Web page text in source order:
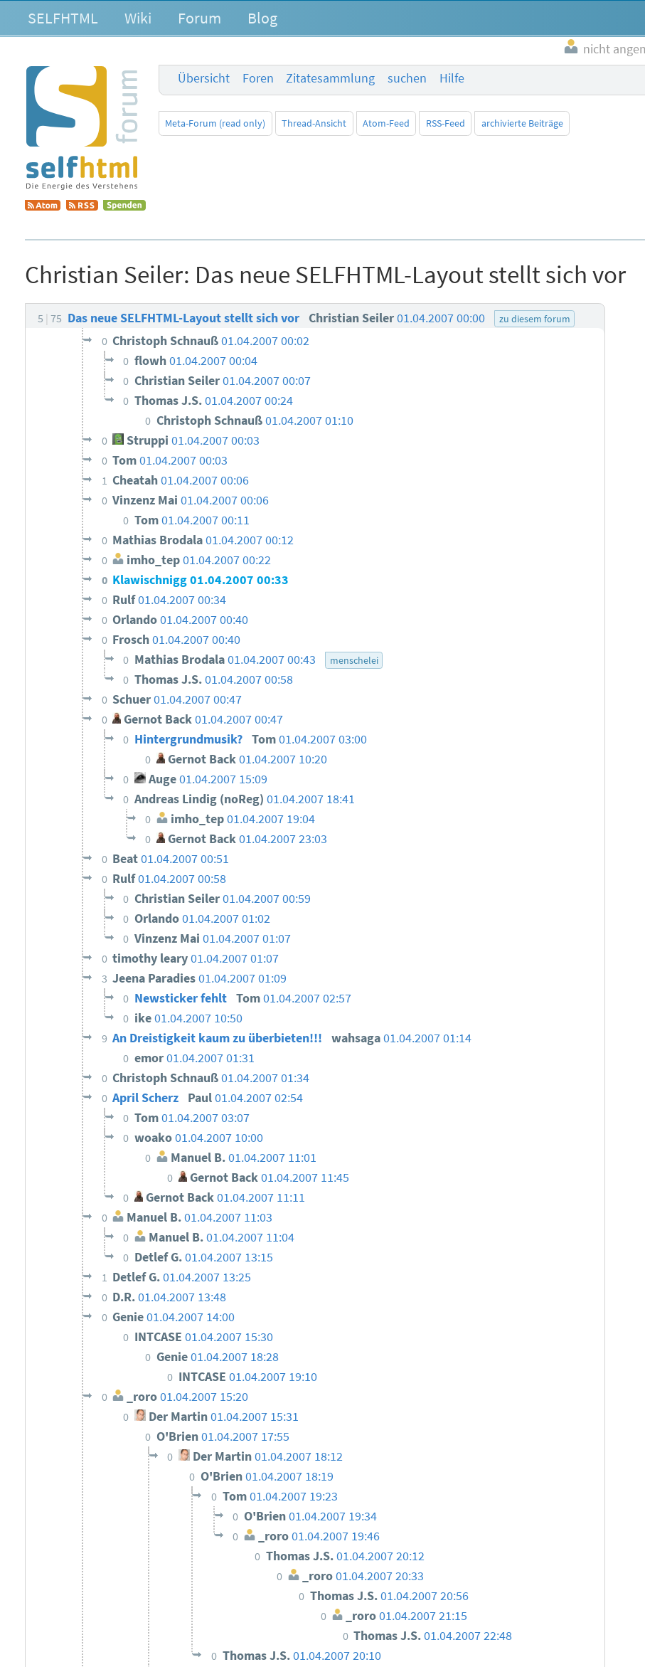
SELFHTML Wiki Forum Blog
nicht
Übersicht
Foren Zitatesammlung suchen Hilfe
Meta-Forum (read only) Thread-Ansicht Atom-Feed RSS-Feed archivierte Beiträge
Christian Seiler: Das neue SELFHTML-Layout stellt sich vor
5 75 Das neue SELFHTML-Layout stellt sich vor Christian Seiler01.04.2007 00:00 zu diesem forum
0 Christoph Schnauß01.04.2007 00:02
0 flowh01.04.2007 00:04
0 Christian Seiler01.04.2007 00:07
0 Thomas J.S.01.04.2007 00:24
0 Christoph Schnauß01.04.2007 01:10
0 Struppi 01.04.2007 00:03
0 Tom01.04.2007 00:03
1 Cheatah01.04.2007 00:06
0 Vinzenz Mai01.04.2007 00:06
0 Tom01.04.2007 00:11
0 Mathias Brodala01.04.2007 00:12
0 imho_tep01.04.2007 00:22
0 Klawischnigg01.04.2007 00:33
0 Rulf01.04.2007 00:34
0 Orlando01.04.2007 00:40
0 Frosch01.04.2007 00:40
0 Mathias Brodala01.04.2007 00:43 menschelei
0 Thomas J.S.01.04.2007 00:58
0 Schuer01.04.2007 00:47
0 Gernot Back01.04.2007 00:47
0 Hintergrundmusik? Tom01.04.2007 03:00
0 Gernot Back01.04.2007 10:20
0 Auge01.04.2007 15:09
0 Andreas Lindig (noReg)01.04.2007 18:41
0 imho_tep01.04.2007 19:04
0 Gernot Back01.04.2007 23:03
0 Beat01.04.2007 00:51
0 Rulf01.04.2007 00:58
0 Christian Seiler01.04.2007 00:59
0 Orlando01.04.2007 01:02
0 Vinzenz Mai01.04.2007 01:07
0 timothy leary01.04.2007 01:07
3 Jeena Paradies01.04.2007 01:09
0 Newsticker fehlt Tom01.04.2007 02:57
0 ike01.04.2007 10:50
9 An Dreistigkeit kaum zu überbieten!!! wahsaga01.04.2007 01:14
0 emor01.04.2007 01:31
0 Christoph Schnauß01.04.2007 01:34
0 April Scherz Paul01.04.2007 02:54
0 Tom01.04.2007 03:07
0 woako01.04.2007 10:00
0 Manuel B.01.04.2007 11:01
0 Gernot Back01.04.2007 11:45
0 Gernot Back01.04.2007 11:11
0 Manuel B.01.04.2007 11:03
0 Manuel B.01.04.2007 11:04
0 Detlef G.01.04.2007 13:15
1 Detlef G.01.04.2007 13:25
0 D.R.01.04.2007 13:48
0 Genie01.04.2007 14:00
0 INTCASE01.04.2007 15:30
0 Genie01.04.2007 18:28
0 INTCASE 01.04.2007 19:10
0 _roro01.04.2007 15:20
0 Der Martin01.04.2007 15:31
0 O'Brien01.04.2007 17:55
0 Der Martin01.04.2007 18:12
0 O'Brien01.04.2007 18:19
0 Tom01.04.2007 19:23
0 O'Brien01.04.2007 19:34
0 _roro01.04.2007 19:46
0 Thomas J.S.01.04.2007 20:12
0 _roro01.04.2007 20:33
0 Thomas J.S.01.04.2007 20:56
0 _roro 01.04.2007 21:15
0 Thomas J.S.01.04.2007 22:48
0 Thomas J.S.01.04.2007 20:10